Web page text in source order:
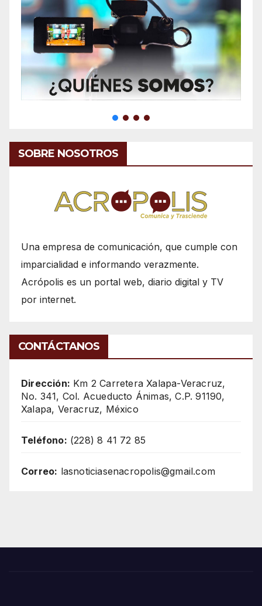
SOBRE NOSOTROS
Una empresa de comunicación, que cumple con
imparcialidad e informando verazmente.
Acrópolis es un portal web, diario digital y TV
por internet.
CONTÁCTANOS
Dirección: Km 2 Carretera Xalapa-Veracruz,
No. 341, Col. Acueducto Ánimas, C.P. 91190,
Xalapa, Veracruz, México
Teléfono: (228) 8 41 72 85
Correo: lasnoticiasenacropolis@gmail.com